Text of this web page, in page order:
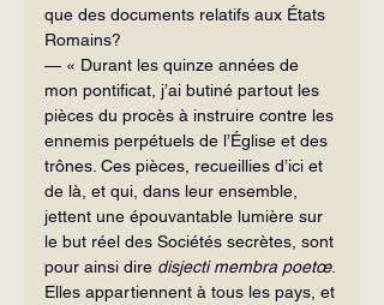
que des documents relatifs aux États
Romains?
— « Durant les quinze années de
mon pontificat, j’ai butiné partout les
pièces du procès à instruire contre les
ennemis perpétuels de l’Église et des
trônes. Ces pièces, recueillies d’ici et
de là, et qui, dans leur ensemble,
jettent une épouvantable lumière sur
le but réel des Sociétés secrètes, sont
pour ainsi dire disjecti membra poetœ.
Elles appartiennent à tous les pays, et